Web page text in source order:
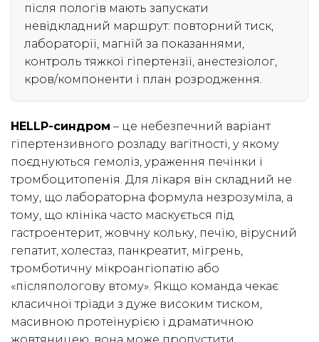
після пологів мають запускати
невідкладний маршрут: повторний тиск,
лабораторії, магній за показаннями,
контроль тяжкої гіпертензії, анестезіолог,
кров/компоненти і план розродження.
HELLP-синдром – це небезпечний варіант
гіпертензивного розладу вагітності, у якому
поєднуються гемоліз, ураження печінки і
тромбоцитопенія. Для лікаря він складний не
тому, що лабораторна формула незрозуміла, а
тому, що клініка часто маскується під
гастроентерит, жовчну кольку, печію, вірусний
гепатит, холестаз, панкреатит, мігрень,
тромботичну мікроангіопатію або
«післяпологову втому». Якщо команда чекає
класичної тріади з дуже високим тиском,
масивною протеїнурією і драматичною